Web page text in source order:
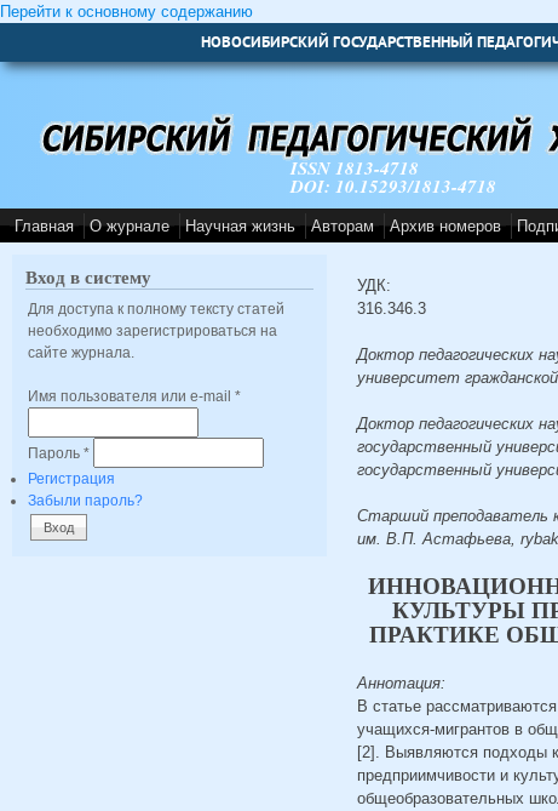
Перейти к основному содержанию
НОВОСИБИРСКИЙ ГОСУДАРСТВЕННЫЙ
ISSN 1813-4718
DOI: 10.15293/1813-4718
Главная О журнале Научная жизнь Авторам Архив номеров
Вход в систему
Для доступа к полному тексту статей
необходимо зарегистрироваться на
сайте журнала.
Имя пользователя или e-mail *
Пароль *
Регистрация
Забыли пароль?
УДК:
316.346.3
Доктор педагогических
университет
Доктор педагогических
государственный
государственный
Старший преподаватель
им. В.П. Астафьева,
КУЛЬТУРЫ
ПРАКТИКЕ
Аннотация:
В статье
учащихся-мигрантов в
[2]. Выявляются подходы
предприимчивости и
общеобразовательных